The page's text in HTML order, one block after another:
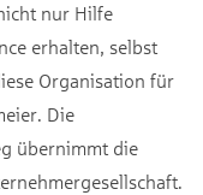
nur Hilfe
erhalten, selbst
Organisation für
Die
übernimmt die